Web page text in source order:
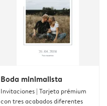
Boda minimalista
Invitaciones | Tarjeta prémium
con tres acabados diferentes